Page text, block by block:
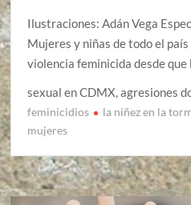
Ilustraciones: Adán Vega
Mujeres y niñas de todo el
violencia feminicida desde
sexual en CDMX, agresiones
feminicidios la niñez en la
mujeres